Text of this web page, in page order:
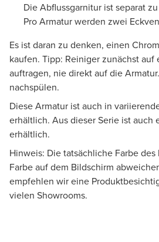
Die Abflussgarnitur ist separat
Pro Armatur werden zwei
Es ist daran zu denken, einen
kaufen. Tipp: Reiniger zunächst auf
auftragen, nie direkt auf die
nachspülen.
Diese Armatur ist auch in
erhältlich. Aus dieser Serie ist auch
erhältlich.
Hinweis: Die tatsächliche Farbe
Farbe auf dem Bildschirm
empfehlen wir eine
vielen Showrooms.